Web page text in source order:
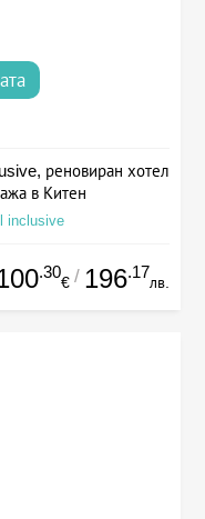
реновиран хотел
в Китен
inclusive
.30
€ / 196.17
лв.